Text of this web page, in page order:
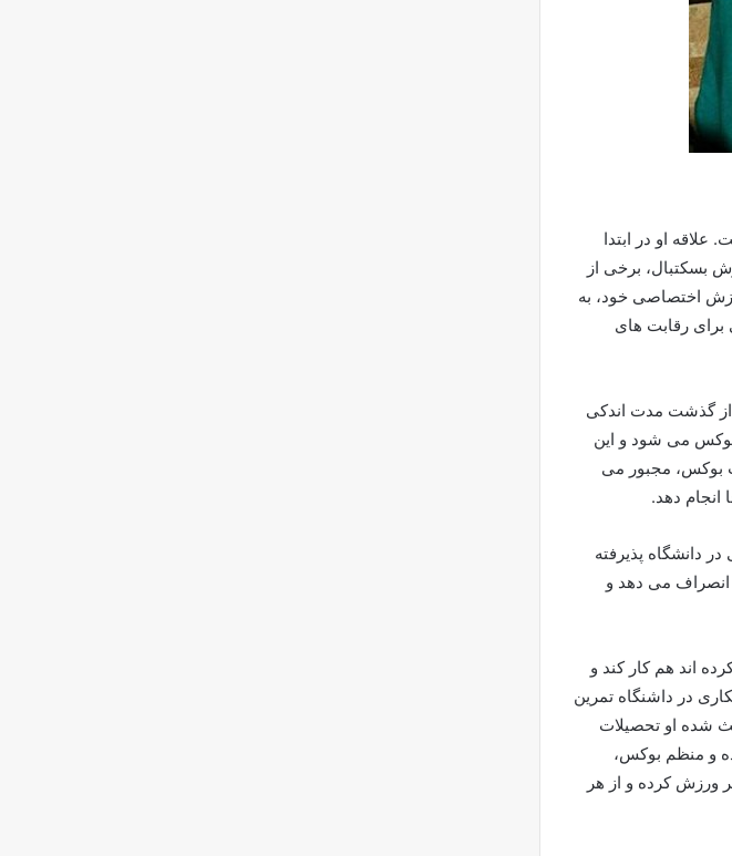
9 سالگی شروع کرده است. علاقه او در ابتدا
بسکتبال، برخی از
اختصاصی خود، به
رقابت های
از گذشت مدت اندکی
می شود و این
بوکس، مجبور می
انجام دهد.
دانشگاه پذیرفته
انصراف می دهد و
اند هم کار کند و
در داشنگاه تمرین
شده او تحصیلات
و منظم بوکس،
ورزش کرده و از هر